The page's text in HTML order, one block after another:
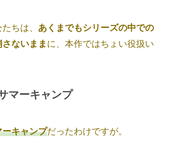
ちは、 あくまでもシリーズの中での
ないまま に、本作ではちょい役扱い
マーキャンプ
キャンプだったわけですが。